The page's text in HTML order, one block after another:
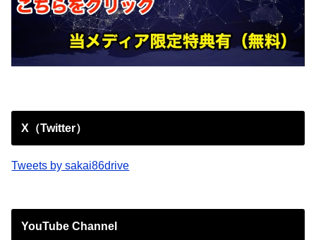
X（Twitter）
Tweets by sakai86drive
YouTube Channel